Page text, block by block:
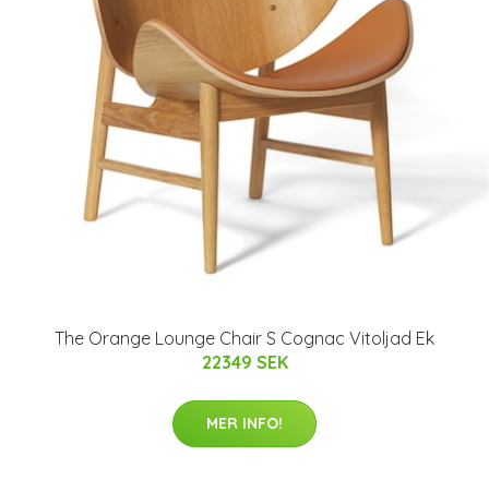
The Orange Lounge Chair S Cognac Vitoljad Ek
22349 SEK
MER INFO!